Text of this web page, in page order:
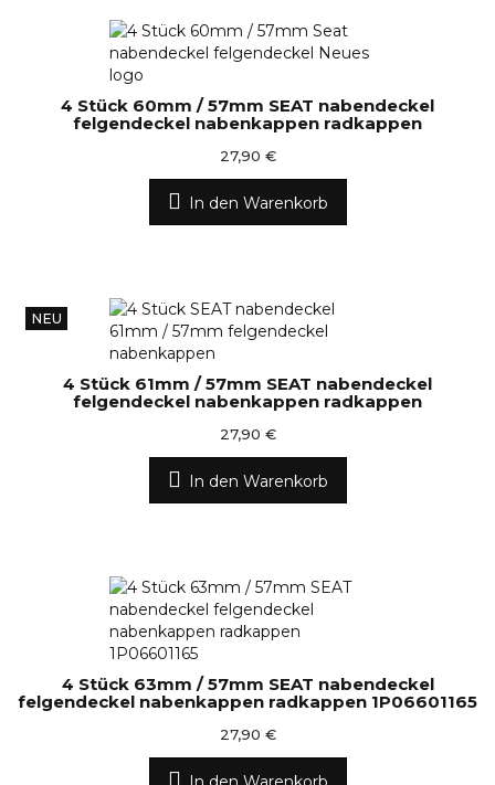
4 Stück 60mm / 57mm SEAT nabendeckel
felgendeckel nabenkappen radkappen
27,90 €
In den Warenkorb
NEU
4 Stück 61mm / 57mm SEAT nabendeckel
felgendeckel nabenkappen radkappen
27,90 €
In den Warenkorb
4 Stück 63mm / 57mm SEAT nabendeckel
felgendeckel nabenkappen radkappen 1P06601165
27,90 €